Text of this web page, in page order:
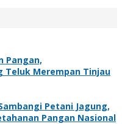
Pangan,
Teluk Merempan Tinjau
Petani Jagung,
Pangan Nasional